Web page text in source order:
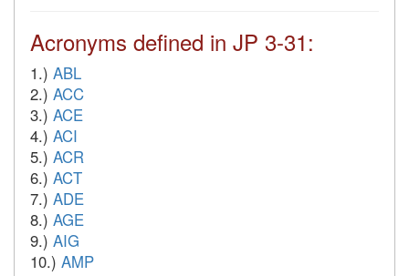
Acronyms defined in JP 3-31:
1.) ABL
2.) ACC
3.) ACE
4.) ACI
5.) ACR
6.) ACT
7.) ADE
8.) AGE
9.) AIG
10.) AMP